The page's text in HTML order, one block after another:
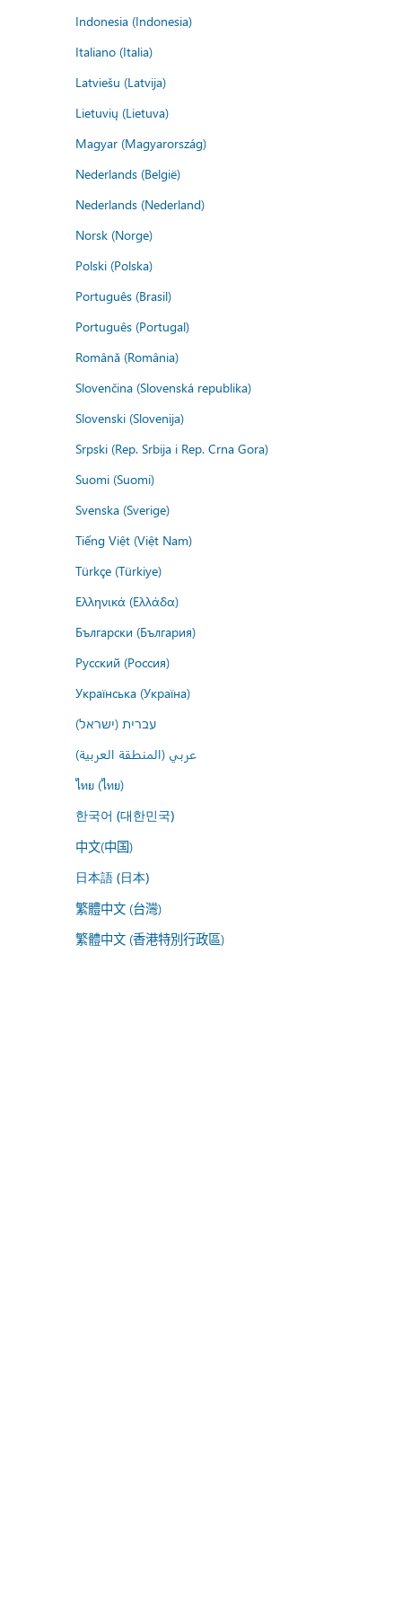
Indonesia (Indonesia)
Italiano (Italia)
Latviešu (Latvija)
Lietuvių (Lietuva)
Magyar (Magyarország)
Nederlands (België)
Nederlands (Nederland)
Norsk (Norge)
Polski (Polska)
Português (Brasil)
Português (Portugal)
Română (România)
Slovenčina (Slovenská republika)
Slovenski (Slovenija)
Srpski (Rep. Srbija i Rep. Crna Gora)
Suomi (Suomi)
Svenska (Sverige)
Tiếng Việt (Việt Nam)
Türkçe (Türkiye)
Ελληνικά (Ελλάδα)
Български (България)
Русский (Россия)
Українська (Україна)
עברית (ישראל)
عربي (المنطقة العربية)
ไทย (ไทย)
한국어 (대한민국)
中文(中国)
日本語 (日本)
繁體中文 (台灣)
繁體中文 (香港特別行政區)